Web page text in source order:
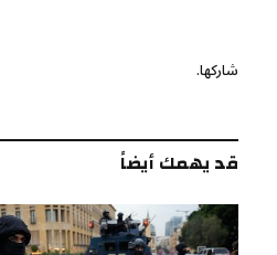
شاركها.
قد يهمك أيضاً